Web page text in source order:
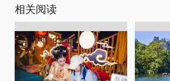
相关阅读